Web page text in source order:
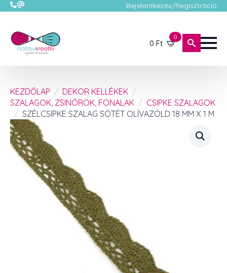
Bejelentkezés/Regisztráció
0 Ft
0
KEZDŐLAP
DEKOR KELLÉKEK
SZALAGOK, ZSINÓROK, FONALAK
CSIPKE SZALAGOK
SZÉLCSIPKE SZALAG SÖTÉT OLÍVAZÖLD 18 MM X 1 M